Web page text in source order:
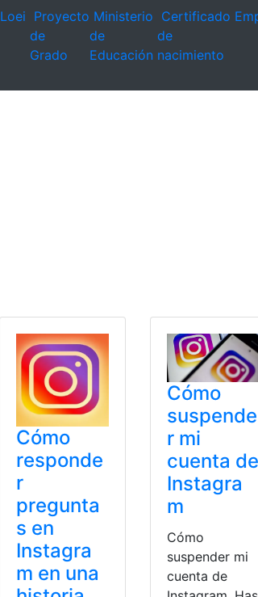
Loei Proyecto
de
Grado
Ministerio
de
Educación
Certificado
de
nacimiento
Cómo
responde
r
pregunta
s en
Instagra
m en una
Cómo
suspende
r mi
cuenta de
Instagra
m
Cómo
suspender mi
cuenta de